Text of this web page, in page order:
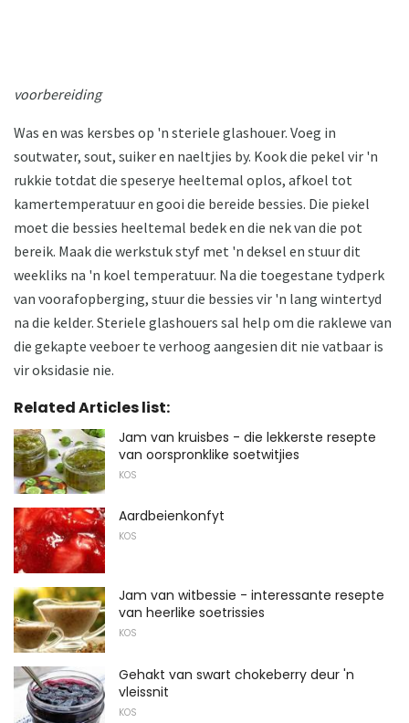
voorbereiding
Was en was kersbes op 'n steriele glashouer. Voeg in
soutwater, sout, suiker en naeltjies by. Kook die pekel vir 'n
rukkie totdat die speserye heeltemal oplos, afkoel tot
kamertemperatuur en gooi die bereide bessies. Die piekel
moet die bessies heeltemal bedek en die nek van die pot
bereik. Maak die werkstuk styf met 'n deksel en stuur dit
weekliks na 'n koel temperatuur. Na die toegestane tydperk
van voorafopberging, stuur die bessies vir 'n lang wintertyd
na die kelder. Steriele glashouers sal help om die raklewe van
die gekapte veeboer te verhoog aangesien dit nie vatbaar is
vir oksidasie nie.
Related Articles list:
Jam van kruisbes - die lekkerste resepte
van oorspronklike soetwitjies
KOS
Aardbeienkonfyt
KOS
Jam van witbessie - interessante resepte
van heerlike soetrissies
KOS
Gehakt van swart chokeberry deur 'n
vleissnit
KOS